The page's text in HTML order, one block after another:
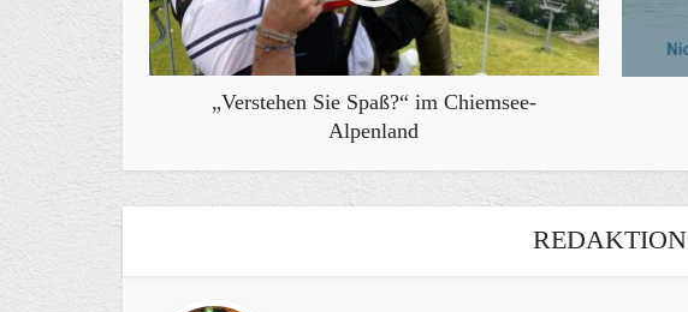
„Verstehen Sie Spaß?“ im Chiemsee-
Alpenland
REDAKTION